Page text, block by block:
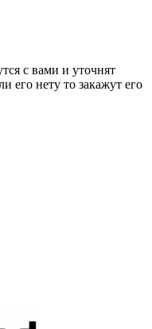
с вами и уточнят
его нету то закажут его